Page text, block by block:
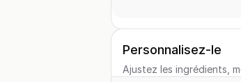
Personnalisez-le
Ajustez les ingrédients,